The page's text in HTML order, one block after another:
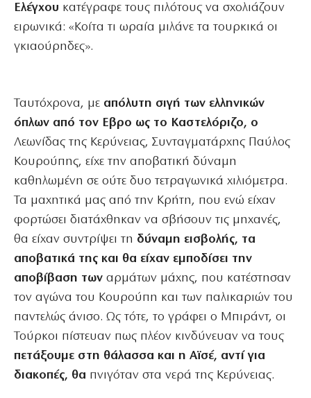
Ελέγχου κατέγραφε τους πιλότους να σχολιάζουν
ειρωνικά: «Κοίτα τι ωραία μιλάνε τα τουρκικά οι
γκιαούρηδες».
Ταυτόχρονα, με απόλυτη σιγή των ελληνικών
όπλων από τον Εβρο ως το Καστελόριζο, ο
Λεωνίδας της Κερύνειας, Συνταγματάρχης Παύλος
Κουρούπης, είχε την αποβατική δύναμη
καθηλωμένη σε ούτε δυο τετραγωνικά χιλιόμετρα.
Τα μαχητικά μας από την Κρήτη, που ενώ είχαν
φορτώσει διατάχθηκαν να σβήσουν τις μηχανές,
θα είχαν συντρίψει τη δύναμη εισβολής, τα
αποβατικά της και θα είχαν εμποδίσει την
αποβίβαση των αρμάτων μάχης, που κατέστησαν
τον αγώνα του Κουρούπη και των παλικαριών του
παντελώς άνισο. Ως τότε, το γράφει ο Μπιράντ, οι
Τούρκοι πίστευαν πως πλέον κινδύνευαν να τους
πετάξουμε στη θάλασσα και η Αϊσέ, αντί για
διακοπές, θα πνιγόταν στα νερά της Κερύνειας.